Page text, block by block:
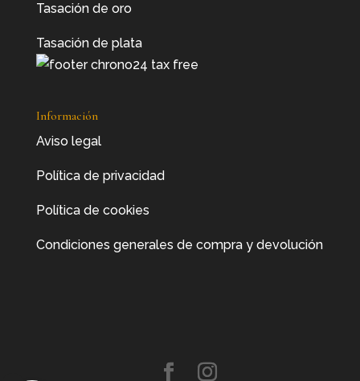
Tasación de oro
Tasación de plata
Información
Aviso legal
Política de privacidad
Política de cookies
Condiciones generales de compra y devolución